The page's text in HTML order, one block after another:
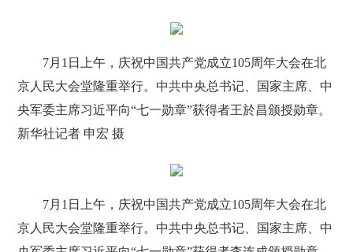
7月1日上午，庆祝中国共产党成立105周年大会在北
京人民大会堂隆重举行。中共中央总书记、国家主席、中
央军委主席习近平向“七一勋章”获得者王於昌颁授勋章。
新华社记者 申宏 摄
7月1日上午，庆祝中国共产党成立105周年大会在北
京人民大会堂隆重举行。中共中央总书记、国家主席、中